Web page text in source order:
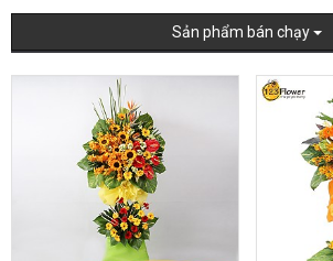
Sản phẩm bán chạy